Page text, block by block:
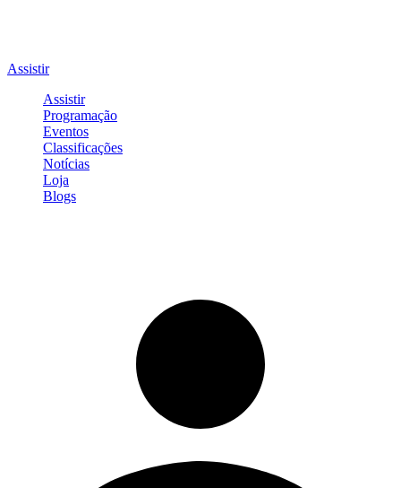
Assistir
Assistir
Programação
Eventos
Classificações
Notícias
Loja
Blogs